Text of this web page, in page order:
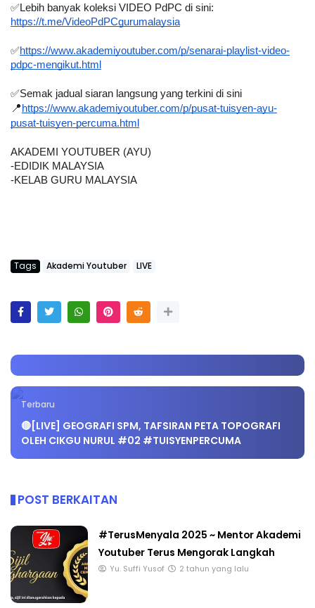
✅Lebih banyak koleksi VIDEO PdPC di sini:
https://t.me/VideoPdPCgurumalaysia
✅https://www.akademiyoutuber.com/p/senarai-playlist-video-
pdpc-mengikut.html
✅Semak jadual siaran langsung yang terkini di sini
📍 https://www.akademiyoutuber.com/p/pusat-tuisyen-ayu-
pusat-tuisyen-percuma.html
AKADEMI YOUTUBER (AYU)
-EDIDIK MALAYSIA
-KELAB GURU MALAYSIA
Tags Akademi Youtuber LIVE
Terbaru
🔴[LIVE] GEOGRAFI SPM, TAFSIRAN PETA TOPOGRAFI
OLEH CIKGU NURUL #02 #TUISYENPERCUMA
POST BERKAITAN
#TerusMenyala 2025 ~ Mentor Akademi
Youtuber Terus Mengorak Langkah
Yu. Suffi Yusof 2 tahun yang lalu